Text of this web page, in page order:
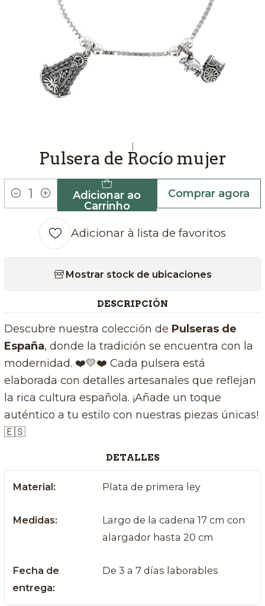
|
Pulsera de Rocío mujer
Quantidade
Adicionar ao
Carrinho
Comprar agora
Adicionar à lista de favoritos
Mostrar stock de ubicaciones
DESCRIPCIÓN
Descubre nuestra colección de Pulseras de
España, donde la tradición se encuentra con la
modernidad. ❤️💛❤️ Cada pulsera está
elaborada con detalles artesanales que reflejan
la rica cultura española. ¡Añade un toque
auténtico a tu estilo con nuestras piezas únicas!
🇪🇸
DETALLES
Material: Plata de primera ley
Medidas:
Largo de la cadena 17 cm con
alargador hasta 20 cm
Fecha de
entrega:
De 3 a 7 días laborables